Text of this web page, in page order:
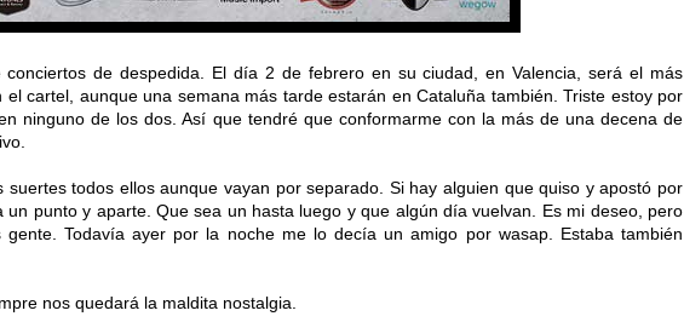
de despedida. El día 2 de febrero en su ciudad, en Valencia, será el más
cartel, aunque una semana más tarde estarán en Cataluña también. Triste estoy por
ninguno de los dos. Así que tendré que conformarme con la más de una decena de
suertes todos ellos aunque vayan por separado. Si hay alguien que quiso y apostó por
un punto y aparte. Que sea un hasta luego y que algún día vuelvan. Es mi deseo, pero
Todavía ayer por la noche me lo decía un amigo por wasap. Estaba también
nos quedará la maldita nostalgia.